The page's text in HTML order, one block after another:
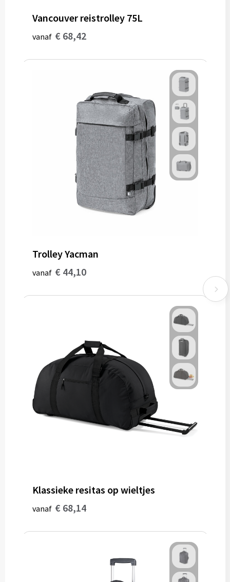
Vancouver reistrolley 75L
vanaf € 68,42
Trolley Yacman
vanaf € 44,10
Klassieke resitas op wieltjes
vanaf € 68,14